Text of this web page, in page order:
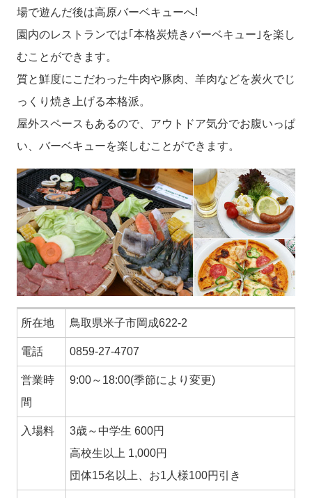
場で遊んだ後は高原バーベキューへ!
園内のレストランでは｢本格炭焼きバーベキュー｣を楽し
むことができます。
質と鮮度にこだわった牛肉や豚肉、羊肉などを炭火でじ
っくり焼き上げる本格派。
屋外スペースもあるので、アウトドア気分でお腹いっぱ
い、バーベキューを楽しむことができます。
所在地 鳥取県米子市岡成622-2
電話 0859-27-4707
営業時
間
9:00～18:00(季節により変更)
入場料
3歳～中学生 600円
高校生以上 1,000円
団体15名以上、お1人様100円引き